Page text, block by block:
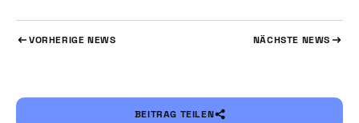
VORHERIGE NEWS NÄCHSTE NEWS
BEITRAG TEILEN